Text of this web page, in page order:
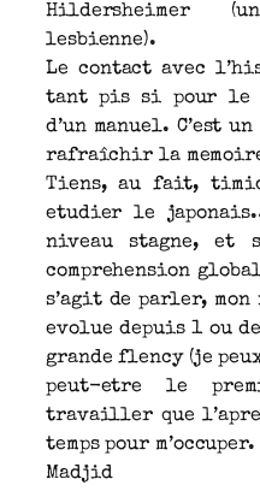
Hildersheimer
lesbienne).
Le contact avec
tant pis si pour le
d’un manuel. C’est
rafraîchir la
Tiens, au fait,
etudier le
niveau stagne, et
comprehension
s’agit de parler, mon
evolue depuis 1 ou
grande flency (je
peut-etre le
travailler que
temps pour m’occuper.
Madjid